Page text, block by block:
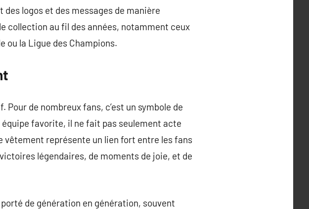
logos et des messages de manière
collection au fil des années, notamment ceux
ou la Ligue des Champions.
de nombreux fans, c’est un symbole de
favorite, il ne fait pas seulement acte
vêtement représente un lien fort entre les fans
légendaires, de moments de joie, et de
de génération en génération, souvent